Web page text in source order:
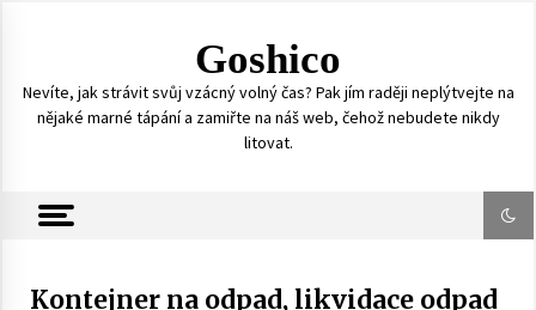
Goshico
Nevíte, jak strávit svůj vzácný volný čas? Pak jím raději neplýtvejte na
nějaké marné tápání a zamiřte na náš web, čehož nebudete nikdy
litovat.
Kontejner na odpad, likvidace odpad